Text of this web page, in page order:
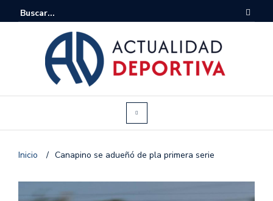
Inicio / Canapino se adueñó de pla primera serie